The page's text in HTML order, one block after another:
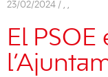
23/02/2024 / , ,
El